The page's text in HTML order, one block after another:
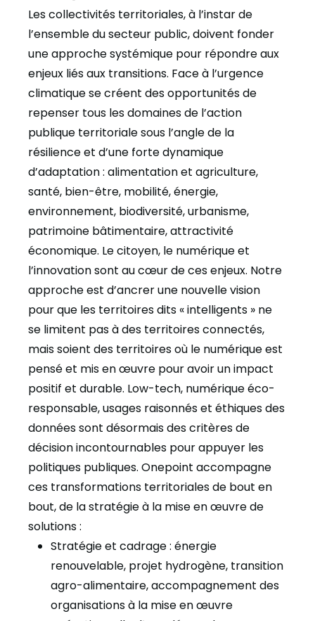
Les collectivités territoriales, à l’instar de
l’ensemble du secteur public, doivent fonder
une approche systémique pour répondre aux
enjeux liés aux transitions. Face à l’urgence
climatique se créent des opportunités de
repenser tous les domaines de l’action
publique territoriale sous l’angle de la
résilience et d’une forte dynamique
d’adaptation : alimentation et agriculture,
santé, bien-être, mobilité, énergie,
environnement, biodiversité, urbanisme,
patrimoine bâtimentaire, attractivité
économique. Le citoyen, le numérique et
l’innovation sont au cœur de ces enjeux. Notre
approche est d’ancrer une nouvelle vision
pour que les territoires dits « intelligents » ne
se limitent pas à des territoires connectés,
mais soient des territoires où le numérique est
pensé et mis en œuvre pour avoir un impact
positif et durable. Low-tech, numérique éco-
responsable, usages raisonnés et éthiques des
données sont désormais des critères de
décision incontournables pour appuyer les
politiques publiques. Onepoint accompagne
ces transformations territoriales de bout en
bout, de la stratégie à la mise en œuvre de
solutions :
Stratégie et cadrage : énergie
renouvelable, projet hydrogène, transition
agro-alimentaire, accompagnement des
organisations à la mise en œuvre